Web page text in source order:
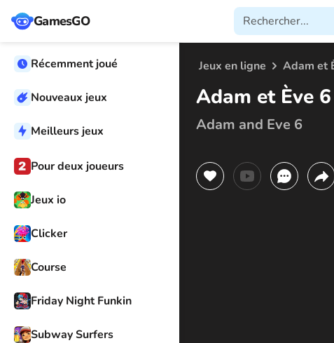
GamesGO
Récemment joué
Nouveaux jeux
Meilleurs jeux
Pour deux joueurs
Jeux io
Clicker
Course
Friday Night Funkin
Subway Surfers
Jeux en ligne Adam et
Adam et Ève 6
Adam and Eve 6